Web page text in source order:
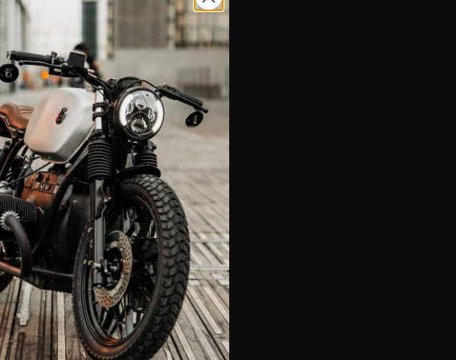
Instrucciones de uso
Pedidos y envíos
Solicitud de información
Búsqueda de distribuidores
Tienda US
Póngase en contacto con nosotros
PREGUNTAS FRECUENTES
Asuntos jurídicos
Condiciones generales
Gestión de la calidad